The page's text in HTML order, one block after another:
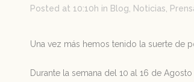
Posted at 10:10h in Blog Noticias
Una vez más hemos tenido la suerte de
Durante la semana del 10 al 16 de